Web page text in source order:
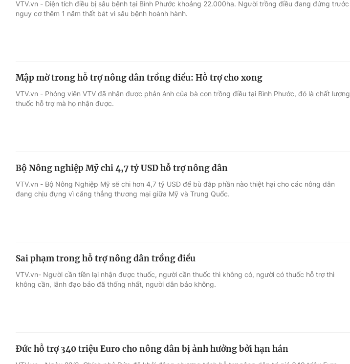
VTV.vn - Diện tích điều bị sâu bệnh tại Bình Phước khoảng 22.000ha. Người trồng điều đang đứng trước
nguy cơ thêm 1 năm thất bát vì sâu bệnh hoành hành.
Mập mờ trong hỗ trợ nông dân trồng điều: Hỗ trợ cho xong
VTV.vn - Phóng viên VTV đã nhận được phản ánh của bà con trồng điều tại Bình Phước, đó là chất lượng
thuốc hỗ trợ mà họ nhận được.
Bộ Nông nghiệp Mỹ chi 4,7 tỷ USD hỗ trợ nông dân
VTV.vn - Bộ Nông Nghiệp Mỹ sẽ chi hơn 4,7 tỷ USD để bù đắp phần nào thiệt hại cho các nông dân
đang chịu đựng vì căng thẳng thương mại giữa Mỹ và Trung Quốc.
Sai phạm trong hỗ trợ nông dân trồng điều
VTV.vn- Người cần tiền lại nhận được thuốc, người cần thuốc thì không có, người có thuốc hỗ trợ thì
không cần, lãnh đạo bảo đã thống nhất, người dân bảo không.
Đức hỗ trợ 340 triệu Euro cho nông dân bị ảnh hưởng bởi hạn hán